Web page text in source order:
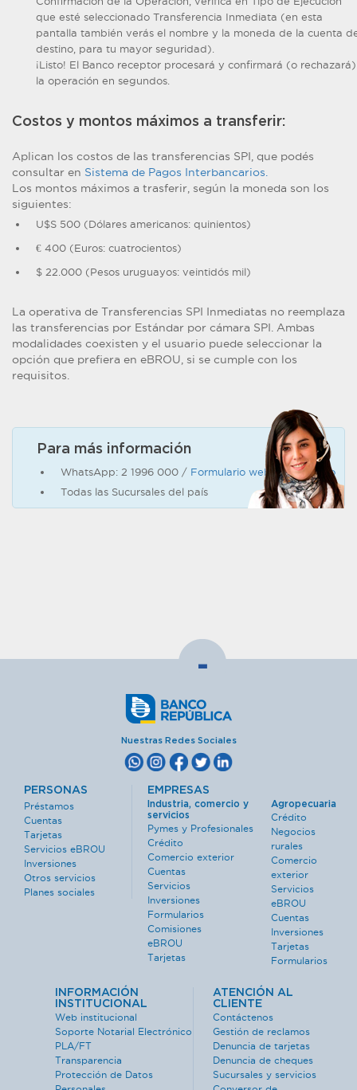
que esté seleccionado Transferencia Inmediata (en esta
pantalla también verás el nombre y la moneda de la cuenta
destino, para tu mayor seguridad).
¡Listo! El Banco receptor procesará y confirmará (o rechazará)
la operación en segundos.
Costos y montos máximos a transferir:
Aplican los costos de las transferencias SPI, que podés
consultar en Sistema de Pagos Interbancarios.
Los montos máximos a trasferir, según la moneda son los
siguientes:
U$S 500 (Dólares americanos: quinientos)
€ 400 (Euros: cuatrocientos)
$ 22.000 (Pesos uruguayos: veintidós mil)
La operativa de Transferencias SPI Inmediatas no reemplaza
las transferencias por Estándar por cámara SPI. Ambas
modalidades coexisten y el usuario puede seleccionar la
opción que prefiera en eBROU, si se cumple con los
requisitos.
Para más información
WhatsApp: 2 1996 000 / Formulario web de contacto
Todas las Sucursales del país
-
Nuestras Redes Sociales
PERSONAS
Préstamos
Cuentas
Tarjetas
Servicios eBROU
Inversiones
Otros servicios
Planes sociales
EMPRESAS
Industria, comercio y
servicios
Pymes y Profesionales
Crédito
Comercio exterior
Cuentas
Servicios
Inversiones
Formularios
Comisiones
eBROU
Tarjetas
Agropecuaria
Crédito
Negocios
rurales
Comercio
exterior
Servicios
eBROU
Cuentas
Inversiones
Tarjetas
Formularios
INFORMACIÓN
INSTITUCIONAL
Web institucional
Soporte Notarial Electrónico
PLA/FT
Transparencia
Protección de Datos
ATENCIÓN AL
CLIENTE
Contáctenos
Gestión de reclamos
Denuncia de tarjetas
Denuncia de cheques
Sucursales y servicios